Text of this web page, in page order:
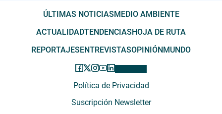
ÚLTIMAS NOTICIASMEDIO AMBIENTE
ACTUALIDADTENDENCIASHOJA DE RUTA
REPORTAJESENTREVISTASOPINIÓNMUNDO
Política de Privacidad
Suscripción Newsletter